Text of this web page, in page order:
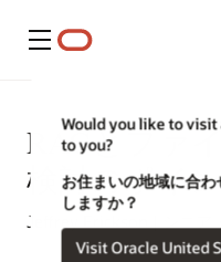
メニュー
Would you like to
to you?
お住まいの地域に合
しますか？
Visit Oracle United
RAGとファ
検討のポイ
Jeffrey Erickson | シニア